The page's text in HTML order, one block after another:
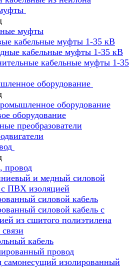
муфты
кабельные муфты 1-35 кВ
кабельные муфты 1-35 кВ
кабельные муфты 1-35
оборудование
оборудование
оборудование
преобразователи
провод
и медный силовой
с ПВХ изоляцией
силовой кабель
силовой кабель с
из сшитого полиэтилена
кабель
провод
самонесущий изолированный